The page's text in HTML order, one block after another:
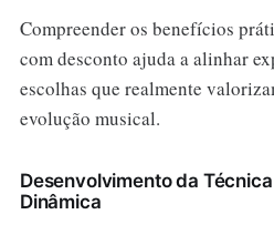
Compreender os benefícios
com desconto ajuda a alinhar
escolhas que realmente
evolução musical.
Desenvolvimento da
Dinâmica